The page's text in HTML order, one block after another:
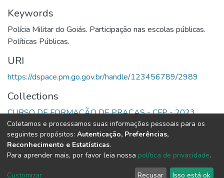
Keywords
Polícia Militar do Goiás. Participação nas escolas públicas.
Políticas Públicas.
URI
https://dspace.pm.go.gov.br/handle/123456789/2989
Collections
CURSO DE FORMAÇÃO DE PRAÇAS - CFP - 2023
Full item page
DSpace software copyright © 2002-2026 LYRASIS
Cookie End User Send
Coletamos e processamos suas informações pessoais para os
seguintes propósitos: Autenticação, Preferências,
Reconhecimento e Estatísticas.
Para aprender mais, por favor leia nossa política de privacidade.
Customizar Recusar Isso está ok